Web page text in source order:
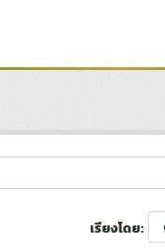
เรียงโดย